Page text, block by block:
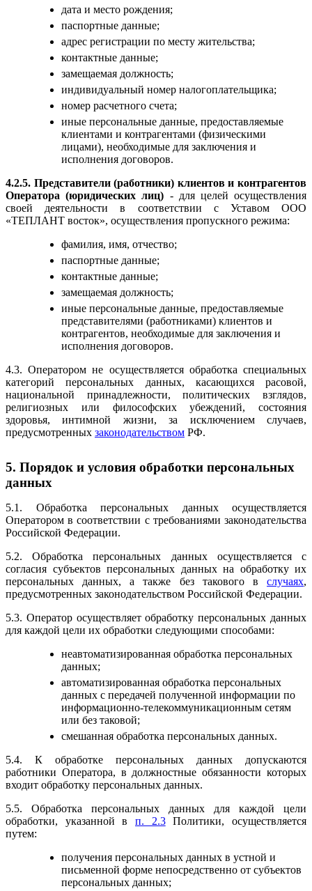
дата и место рождения;
паспортные данные;
адрес регистрации по месту жительства;
контактные данные;
замещаемая должность;
индивидуальный номер налогоплательщика;
номер расчетного счета;
иные персональные данные, предоставляемые
клиентами и контрагентами (физическими
лицами), необходимые для заключения и
исполнения договоров.
4.2.5. Представители (работники) клиентов и контрагентов
Оператора (юридических лиц) - для целей осуществления
своей деятельности в соответствии с Уставом ООО
«ТЕПЛАНТ восток», осуществления пропускного режима:
фамилия, имя, отчество;
паспортные данные;
контактные данные;
замещаемая должность;
иные персональные данные, предоставляемые
представителями (работниками) клиентов и
контрагентов, необходимые для заключения и
исполнения договоров.
4.3. Оператором не осуществляется обработка специальных
категорий персональных данных, касающихся расовой,
национальной принадлежности, политических взглядов,
религиозных или философских убеждений, состояния
здоровья, интимной жизни, за исключением случаев,
предусмотренных законодательством РФ.
5. Порядок и условия обработки персональных
данных
5.1. Обработка персональных данных осуществляется
Оператором в соответствии с требованиями законодательства
Российской Федерации.
5.2. Обработка персональных данных осуществляется с
согласия субъектов персональных данных на обработку их
персональных данных, а также без такового в случаях,
предусмотренных законодательством Российской Федерации.
5.3. Оператор осуществляет обработку персональных данных
для каждой цели их обработки следующими способами:
неавтоматизированная обработка персональных
данных;
автоматизированная обработка персональных
данных с передачей полученной информации по
информационно-телекоммуникационным сетям
или без таковой;
смешанная обработка персональных данных.
5.4. К обработке персональных данных допускаются
работники Оператора, в должностные обязанности которых
входит обработку персональных данных.
5.5. Обработка персональных данных для каждой цели
обработки, указанной в п. 2.3Политики, осуществляется
путем:
получения персональных данных в устной и
письменной форме непосредственно от субъектов
персональных данных;